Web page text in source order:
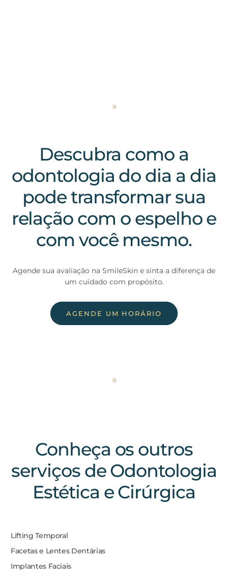
Descubra como a
odontologia do dia a dia
pode transformar sua
relação com o espelho e
com você mesmo.
Agende sua avaliação na SmileSkin e sinta a diferença de
um cuidado com propósito.
AGENDE UM HORÁRIO
Conheça os outros
serviços de Odontologia
Estética e Cirúrgica
Lifting Temporal
Facetas e Lentes Dentárias
Implantes Faciais